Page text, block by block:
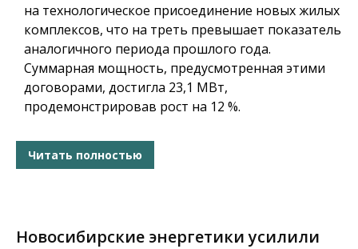
на технологическое присоединение новых жилых
комплексов, что на треть превышает показатель
аналогичного периода прошлого года.
Суммарная мощность, предусмотренная этими
договорами, достигла 23,1 МВт,
продемонстрировав рост на 12 %.
Читать полностью
Новосибирские энергетики усилили